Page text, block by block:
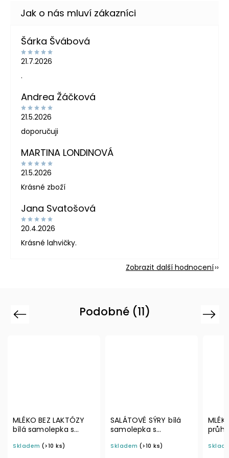
Šárka Švábová
21.7.2026
.
Andrea Žáčková
21.5.2026
doporučuji
MARTINA LONDINOVÁ
21.5.2026
Krásné zboží
Jana Svatošová
20.4.2026
Krásné lahvičky.
Zobrazit další hodnocení
Podobné (11)
Previous
× 4
SALÁTOVÉ SÝRY bílá
samolepka s
písmo, rozměr 6 × 4
Skladem
MLÉKO BEZ LAKTÓZY
průhledná samolepka
písmo, rozměr 6 × 4
Skladem
Next